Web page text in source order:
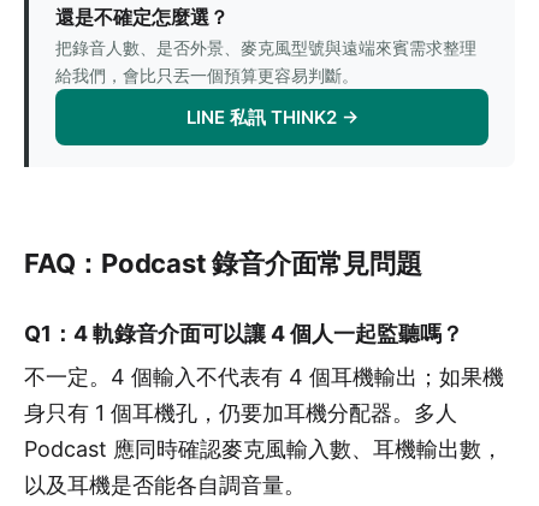
還是不確定怎麼選？
把錄音人數、是否外景、麥克風型號與遠端來賓需求整理
給我們，會比只丟一個預算更容易判斷。
LINE 私訊 THINK2 →
FAQ：Podcast 錄音介面常見問題
Q1：4 軌錄音介面可以讓 4 個人一起監聽嗎？
不一定。4 個輸入不代表有 4 個耳機輸出；如果機
身只有 1 個耳機孔，仍要加耳機分配器。多人
Podcast 應同時確認麥克風輸入數、耳機輸出數，
以及耳機是否能各自調音量。